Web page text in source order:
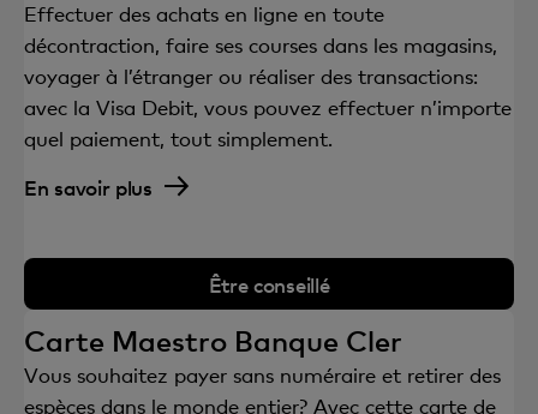
Effectuer des achats en ligne en toute
décontraction, faire ses courses dans les magasins,
voyager à l’étranger ou réaliser des transactions:
avec la Visa Debit, vous pouvez effectuer n’importe
quel paiement, tout simplement.
En savoir plus
Être conseillé
Carte Maestro Banque Cler
Vous souhaitez payer sans numéraire et retirer des
espèces dans le monde entier? Avec cette carte de